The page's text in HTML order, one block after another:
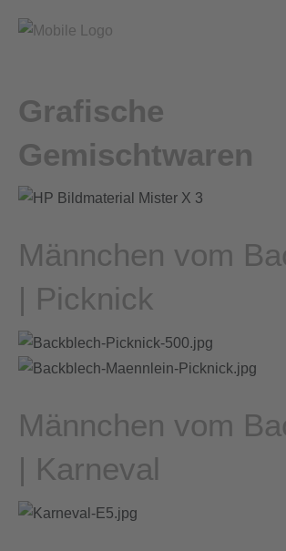
Grafische
Gemischtwaren
Männchen vom
| Picknick
Männchen vom
| Karneval